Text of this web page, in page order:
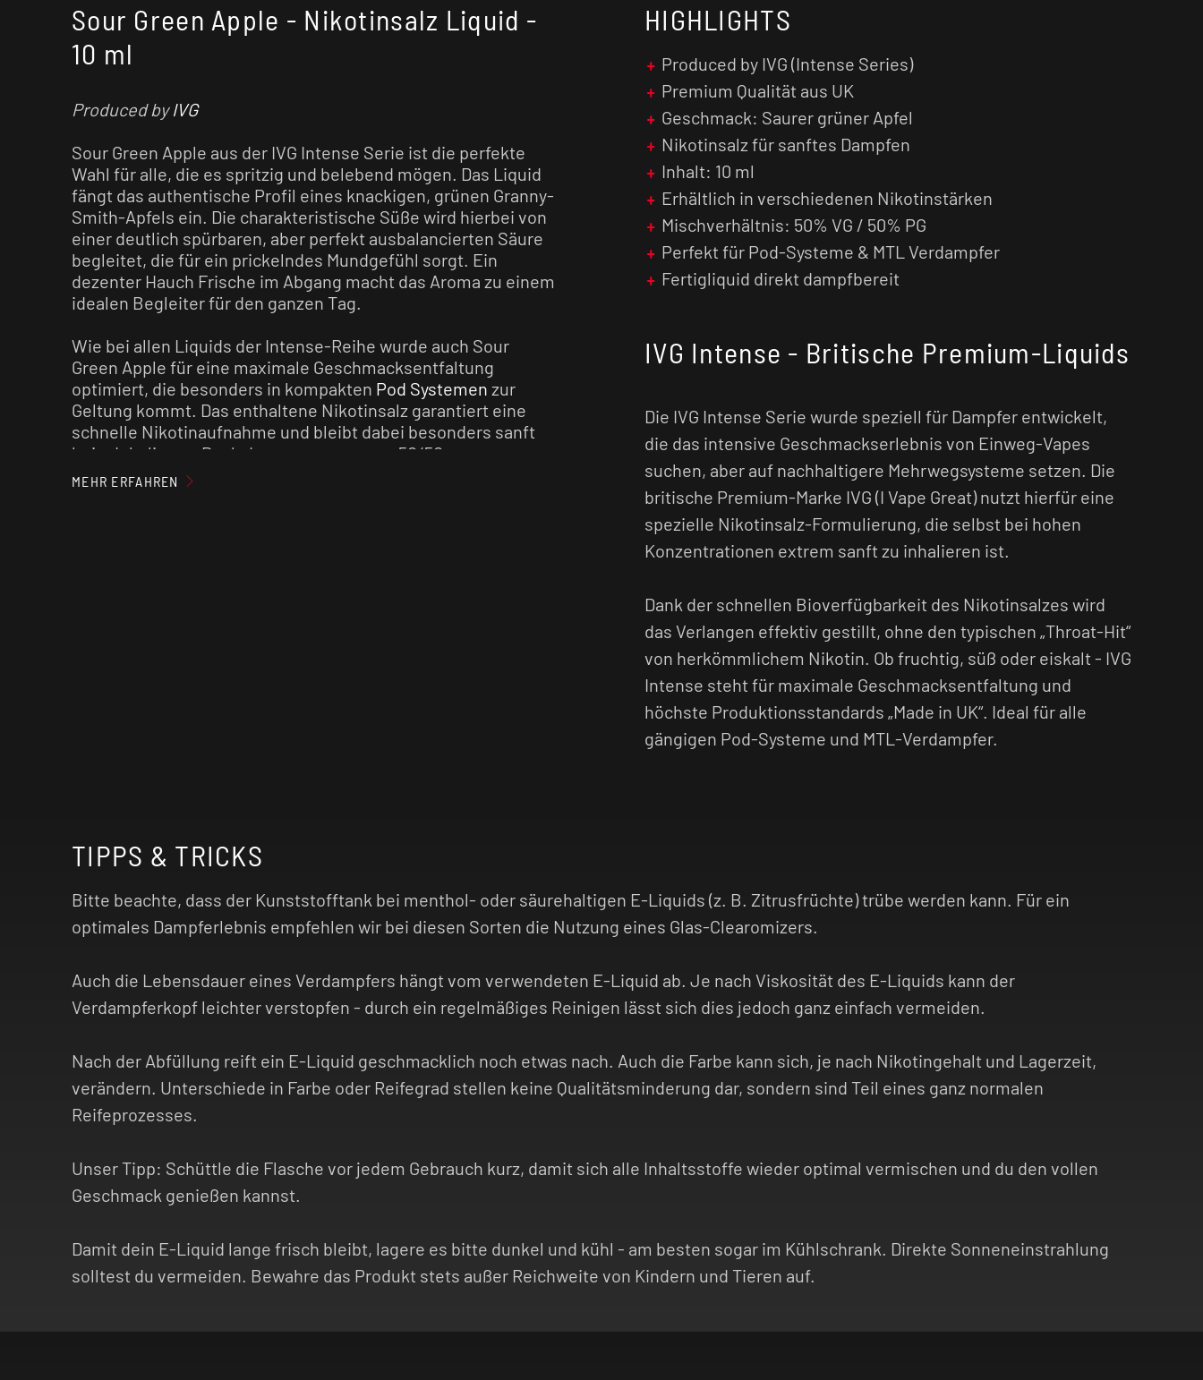
Sour Green Apple - Nikotinsalz Liquid -
10 ml
Produced byIVG
Sour Green Apple aus der IVG Intense Serie ist die perfekte
Wahl für alle, die es spritzig und belebend mögen. Das Liquid
fängt das authentische Profil eines knackigen, grünen Granny-
Smith-Apfels ein. Die charakteristische Süße wird hierbei von
einer deutlich spürbaren, aber perfekt ausbalancierten Säure
begleitet, die für ein prickelndes Mundgefühl sorgt. Ein
dezenter Hauch Frische im Abgang macht das Aroma zu einem
idealen Begleiter für den ganzen Tag.
Wie bei allen Liquids der Intense-Reihe wurde auch Sour
Green Apple für eine maximale Geschmacksentfaltung
optimiert, die besonders in kompakten Pod Systemen zur
Geltung kommt. Das enthaltene Nikotinsalz garantiert eine
schnelle Nikotinaufnahme und bleibt dabei besonders sanft
beim Inhalieren. Dank des ausgewogenen 50/50
Mischverhältnisses bietet es einen optimalen Nachfluss in
MEHR ERFAHREN
HIGHLIGHTS
Produced by IVG (Intense Series)
Premium Qualität aus UK
Geschmack: Saurer grüner Apfel
Nikotinsalz für sanftes Dampfen
Inhalt: 10 ml
Erhältlich in verschiedenen Nikotinstärken
Mischverhältnis: 50% VG / 50% PG
Perfekt für Pod-Systeme & MTL Verdampfer
Fertigliquid direkt dampfbereit
IVG Intense - Britische Premium-Liquids
Die IVG Intense Serie wurde speziell für Dampfer entwickelt,
die das intensive Geschmackserlebnis von Einweg-Vapes
suchen, aber auf nachhaltigere Mehrwegsysteme setzen. Die
britische Premium-Marke IVG (I Vape Great) nutzt hierfür eine
spezielle Nikotinsalz-Formulierung, die selbst bei hohen
Konzentrationen extrem sanft zu inhalieren ist.
Dank der schnellen Bioverfügbarkeit des Nikotinsalzes wird
das Verlangen effektiv gestillt, ohne den typischen „Throat-Hit“
von herkömmlichem Nikotin. Ob fruchtig, süß oder eiskalt - IVG
Intense steht für maximale Geschmacksentfaltung und
höchste Produktionsstandards „Made in UK“. Ideal für alle
gängigen Pod-Systeme und MTL-Verdampfer.
TIPPS & TRICKS
Bitte beachte, dass der Kunststofftank bei menthol- oder säurehaltigen E-Liquids (z. B. Zitrusfrüchte) trübe werden kann. Für ein
optimales Dampferlebnis empfehlen wir bei diesen Sorten die Nutzung eines Glas-Clearomizers.
Auch die Lebensdauer eines Verdampfers hängt vom verwendeten E-Liquid ab. Je nach Viskosität des E-Liquids kann der
Verdampferkopf leichter verstopfen - durch ein regelmäßiges Reinigen lässt sich dies jedoch ganz einfach vermeiden.
Nach der Abfüllung reift ein E-Liquid geschmacklich noch etwas nach. Auch die Farbe kann sich, je nach Nikotingehalt und Lagerzeit,
verändern. Unterschiede in Farbe oder Reifegrad stellen keine Qualitätsminderung dar, sondern sind Teil eines ganz normalen
Reifeprozesses.
Unser Tipp: Schüttle die Flasche vor jedem Gebrauch kurz, damit sich alle Inhaltsstoffe wieder optimal vermischen und du den vollen
Geschmack genießen kannst.
Damit dein E-Liquid lange frisch bleibt, lagere es bitte dunkel und kühl - am besten sogar im Kühlschrank. Direkte Sonneneinstrahlung
solltest du vermeiden. Bewahre das Produkt stets außer Reichweite von Kindern und Tieren auf.